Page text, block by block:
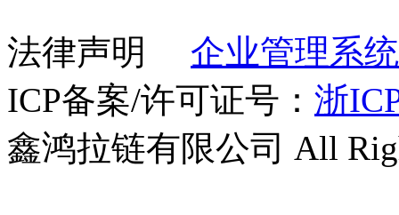
法律声明 企业管理系
ICP备案/许可证号： 浙
鑫鸿拉链有限公司 All